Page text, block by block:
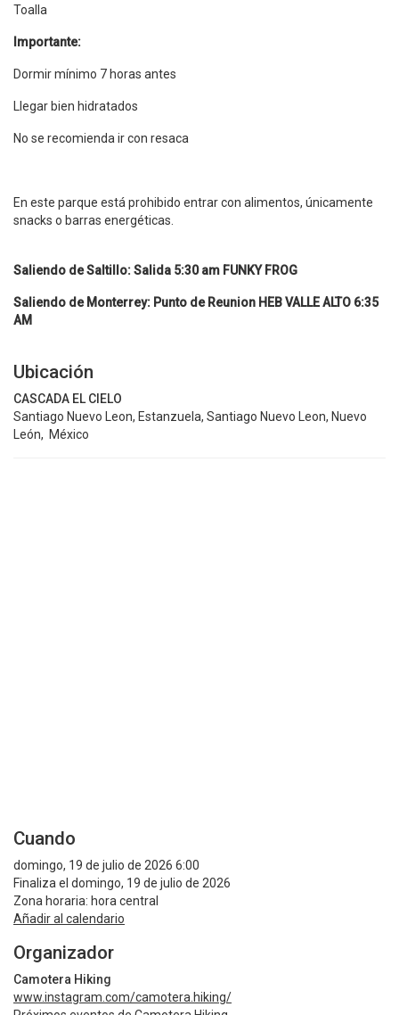
Toalla
Importante:
Dormir mínimo 7 horas antes
Llegar bien hidratados
No se recomienda ir con resaca
En este parque está prohibido entrar con alimentos, únicamente
snacks o barras energéticas.
Saliendo de Saltillo: Salida 5:30 am FUNKY FROG
Saliendo de Monterrey: Punto de Reunion HEB VALLE ALTO 6:35
AM
Ubicación
CASCADA EL CIELO
Santiago Nuevo Leon, Estanzuela, Santiago Nuevo Leon, Nuevo
León, México
Cuando
domingo, 19 de julio de 2026 6:00
Finaliza el domingo, 19 de julio de 2026
Zona horaria: hora central
Añadir al calendario
Organizador
Camotera Hiking
www.instagram.com/camotera.hiking/